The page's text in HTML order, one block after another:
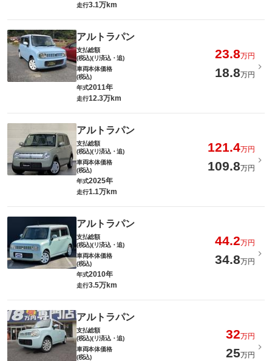
走行3.1万km
アルトラパン
支払総額
(税込)(リ済込・追)
23.8万円
車両本体価格
(税込)
18.8万円
年式2011年
走行12.3万km
アルトラパン
支払総額
(税込)(リ済込・追)
121.4万円
車両本体価格
(税込)
109.8万円
年式2025年
走行1.1万km
アルトラパン
支払総額
(税込)(リ済込・追)
44.2万円
車両本体価格
(税込)
34.8万円
年式2010年
走行3.5万km
アルトラパン
支払総額
(税込)(リ済込・追)
32万円
車両本体価格
(税込)
25万円